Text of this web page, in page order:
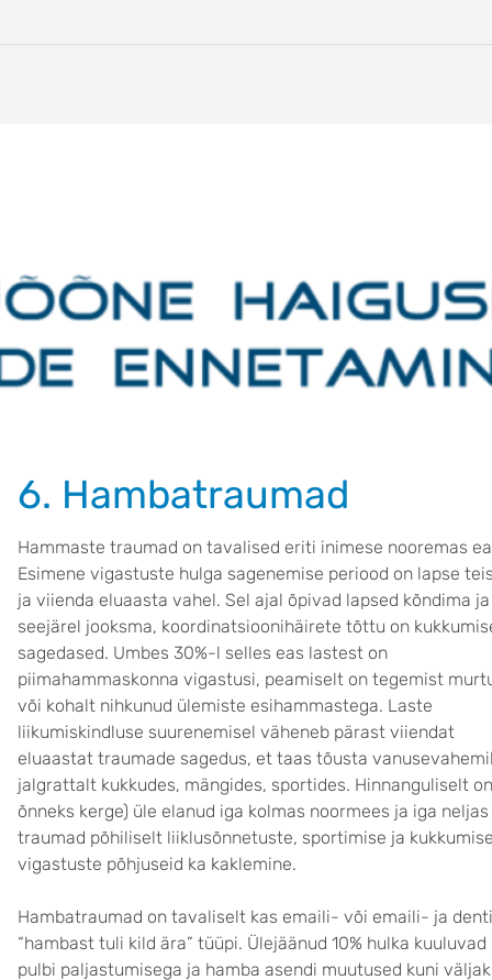
6. Hambatraumad
Hammaste traumad on tavalised eriti inimese nooremas
Esimene vigastuste hulga sagenemise periood on lapse
ja viienda eluaasta vahel. Sel ajal õpivad lapsed kõndima ja
seejärel jooksma, koordinatsioonihäirete tõttu on
sagedased. Umbes 30%-l selles eas lastest on
piimahammaskonna vigastusi, peamiselt on tegemist
või kohalt nihkunud ülemiste esihammastega. Laste
liikumiskindluse suurenemisel väheneb pärast viiendat
eluaastat traumade sagedus, et taas tõusta
jalgrattalt kukkudes, mängides, sportides. Hinnanguliselt
õnneks kerge) üle elanud iga kolmas noormees ja iga
traumad põhiliselt liiklusõnnetuste, sportimise ja
vigastuste põhjuseid ka kaklemine.
Hambatraumad on tavaliselt kas emaili- või emaili- ja
“hambast tuli kild ära” tüüpi. Ülejäänud 10% hulka
pulbi paljastumisega ja hamba asendi muutused kuni